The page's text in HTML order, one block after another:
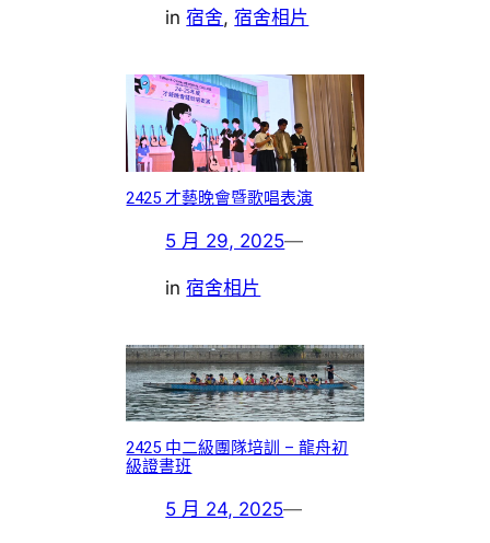
in宿舍, 宿舍相片
2425 才藝晚會暨歌唱表演
5 月 29, 2025—
in宿舍相片
2425 中二級團隊培訓 – 龍舟初
級證書班
5 月 24, 2025—